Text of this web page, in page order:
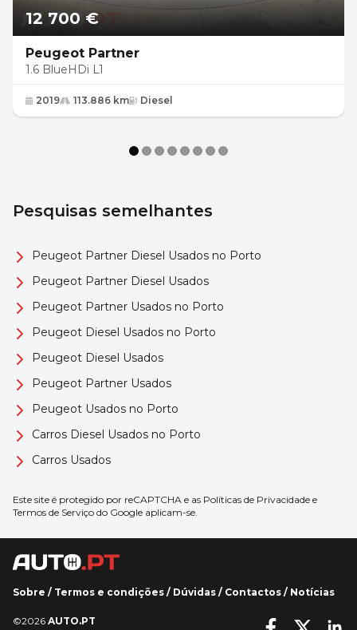
12 700 €
Peugeot Partner
1.6 BlueHDi L1
2019 113.886 km Diesel
Pesquisas semelhantes
Peugeot Partner Diesel Usados no Porto
Peugeot Partner Diesel Usados
Peugeot Partner Usados no Porto
Peugeot Diesel Usados no Porto
Peugeot Diesel Usados
Peugeot Partner Usados
Peugeot Usados no Porto
Carros Diesel Usados no Porto
Carros Usados
Este site é protegido por reCAPTCHA e as Políticas de Privacidade e
Termos de Serviço do Google aplicam-se.
Sobre / Termos e condições / Dúvidas / Contactos / Notícias
©2026 AUTO.PT